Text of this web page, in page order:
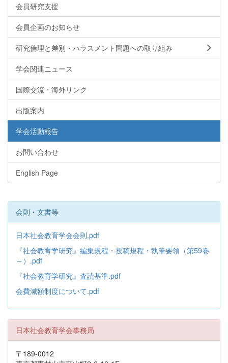
会員研究支援
会員企画のお知らせ
研究倫理と差別・ハラスメント問題への取り組み
学会関連ニュース
国際交流・海外リンク
出版案内
学会活動報告
お問い合わせ
English Page
会則・文書等
日本社会教育学会会則.pdf
『社会教育学研究』編集規程・投稿規程・執筆要領（第59巻
～）.pdf
『社会教育学研究』査読基準.pdf
会費減額制度について.pdf
日本社会教育学会事務局
〒189-0012